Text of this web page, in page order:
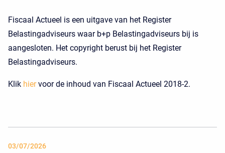
Fiscaal Actueel is een uitgave van het Register
Belastingadviseurs waar b+p Belastingadviseurs bij is
aangesloten. Het copyright berust bij het Register
Belastingadviseurs.
Klik hiervoor de inhoud van Fiscaal Actueel 2018-2.
03/07/2026